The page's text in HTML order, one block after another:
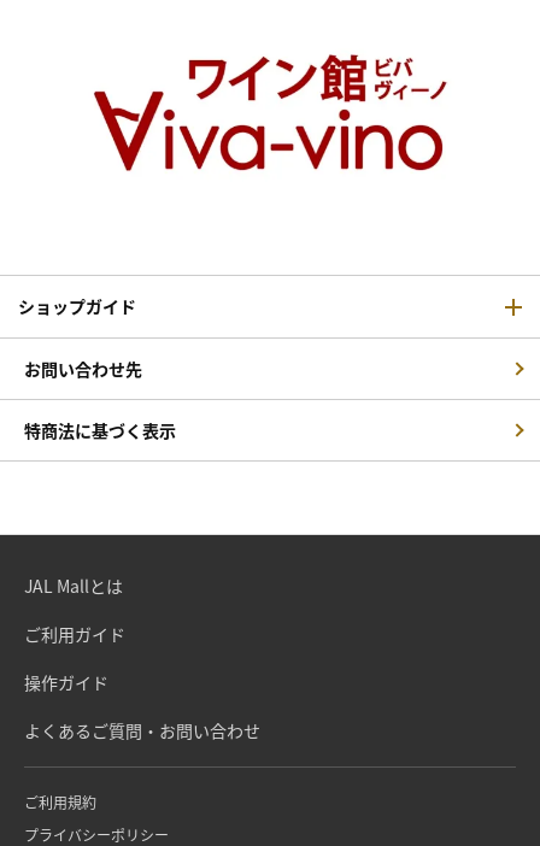
ショップガイド
お問い合わせ先
特商法に基づく表示
JAL Mallとは
ご利用ガイド
操作ガイド
よくあるご質問・お問い合わせ
ご利用規約
プライバシーポリシー